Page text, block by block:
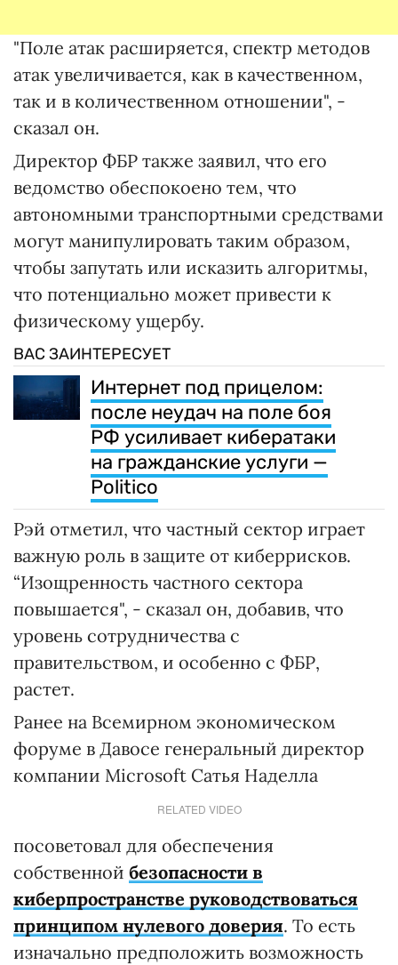
"Поле атак расширяется, спектр методов
атак увеличивается, как в качественном,
так и в количественном отношении", -
сказал он.
Директор ФБР также заявил, что его
ведомство обеспокоено тем, что
автономными транспортными средствами
могут манипулировать таким образом,
чтобы запутать или исказить алгоритмы,
что потенциально может привести к
физическому ущербу.
ВАС ЗАИНТЕРЕСУЕТ
Интернет под прицелом:
после неудач на поле боя
РФ усиливает кибератаки
на гражданские услуги —
Politico
Рэй отметил, что частный сектор играет
важную роль в защите от киберрисков.
“Изощренность частного сектора
повышается", - сказал он, добавив, что
уровень сотрудничества с
правительством, и особенно с ФБР,
растет.
Ранее на Всемирном экономическом
форуме в Давосе генеральный директор
компании Microsoft Сатья Наделла
RELATED VIDEO
посоветовал для обеспечения
собственной безопасности в
киберпространстве руководствоваться
принципом нулевого доверия. То есть
изначально предположить возможность